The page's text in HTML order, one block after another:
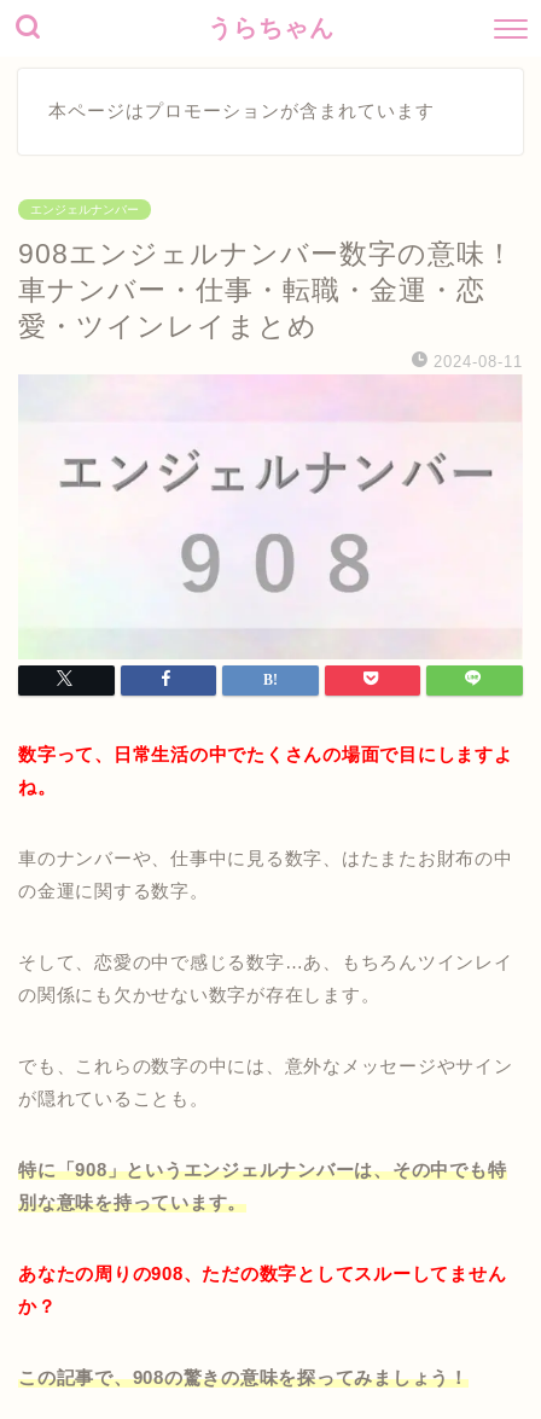
うらちゃん
本ページはプロモーションが含まれています
エンジェルナンバー
908エンジェルナンバー数字の意味！
車ナンバー・仕事・転職・金運・恋
愛・ツインレイまとめ
2024-08-11
数字って、日常生活の中でたくさんの場面で目にしますよ
ね。
車のナンバーや、仕事中に見る数字、はたまたお財布の中
の金運に関する数字。
そして、恋愛の中で感じる数字…あ、もちろんツインレイ
の関係にも欠かせない数字が存在します。
でも、これらの数字の中には、意外なメッセージやサイン
が隠れていることも。
特に「908」というエンジェルナンバーは、その中でも特
別な意味を持っています。
あなたの周りの908、ただの数字としてスルーしてません
か？
この記事で、908の驚きの意味を探ってみましょう！